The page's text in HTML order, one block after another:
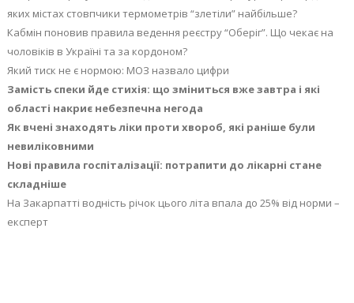
яких містах стовпчики термометрів “злетіли” найбільше?
Кабмін поновив правила ведення реєстру “Оберіг”. Що чекає на
чоловіків в Україні та за кордоном?
Який тиск не є нормою: МОЗ назвало цифри
Замість спеки йде стихія: що зміниться вже завтра і які
області накриє небезпечна негода
Як вчені знаходять ліки проти хвороб, які раніше були
невиліковними
Нові правила госпіталізації: потрапити до лікарні стане
складніше
На Закарпатті водність річок цього літа впала до 25% від норми –
експерт